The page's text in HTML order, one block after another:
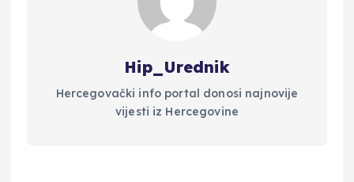
Hip_Urednik
Hercegovački info portal donosi najnovije
vijesti iz Hercegovine